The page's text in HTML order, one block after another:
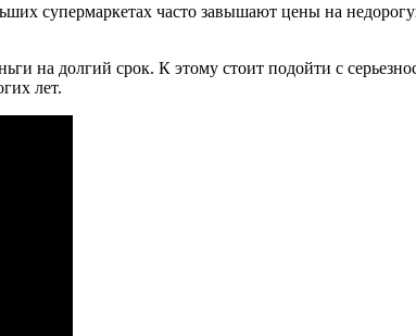
супермаркетах часто завышают цены на
на долгий срок. К этому стоит подойти с
лет.